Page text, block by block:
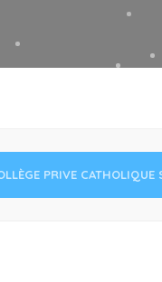
PRIVE CATHOLIQUE